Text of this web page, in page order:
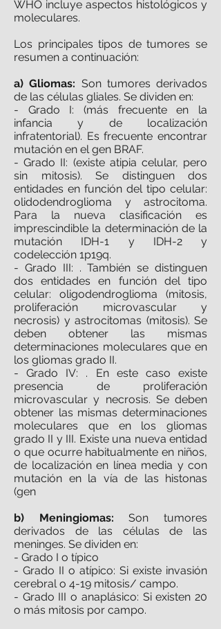
WHO incluye aspectos histológicos y
moleculares.
Los principales tipos de tumores se
resumen a continuación:
a) Gliomas: Son tumores derivados
de las células gliales. Se dividen en:
- Grado I: (más frecuente en la
infancia y de localización
infratentorial). Es frecuente encontrar
mutación en el gen BRAF.
- Grado II: (existe atipia celular, pero
sin mitosis). Se distinguen dos
entidades en función del tipo celular:
olidodendroglioma y astrocitoma.
Para la nueva clasificación es
imprescindible la determinación de la
mutación IDH-1 y IDH-2 y
codelección 1p19q.
- Grado III: . También se distinguen
dos entidades en función del tipo
celular: oligodendroglioma (mitosis,
proliferación microvascular y
necrosis) y astrocitomas (mitosis). Se
deben obtener las mismas
determinaciones moleculares que en
los gliomas grado II.
- Grado IV: . En este caso existe
presencia de proliferación
microvascular y necrosis. Se deben
obtener las mismas determinaciones
moleculares que en los gliomas
grado II y III. Existe una nueva entidad
o que ocurre habitualmente en niños,
de localización en línea media y con
mutación en la vía de las histonas
(gen
b) Meningiomas: Son tumores
derivados de las células de las
meninges. Se dividen en:
- Grado I o típico
- Grado II o atípico: Si existe invasión
cerebral o 4-19 mitosis/ campo.
- Grado III o anaplásico: Si existen 20
o más mitosis por campo.